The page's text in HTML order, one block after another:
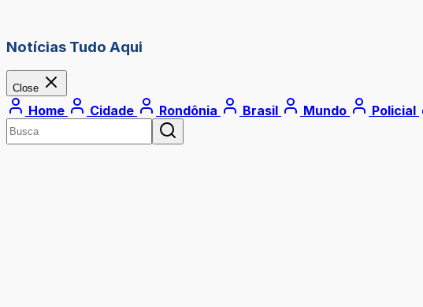
Notícias Tudo Aqui
Close
Home Cidade Rondônia Brasil Mundo Policial